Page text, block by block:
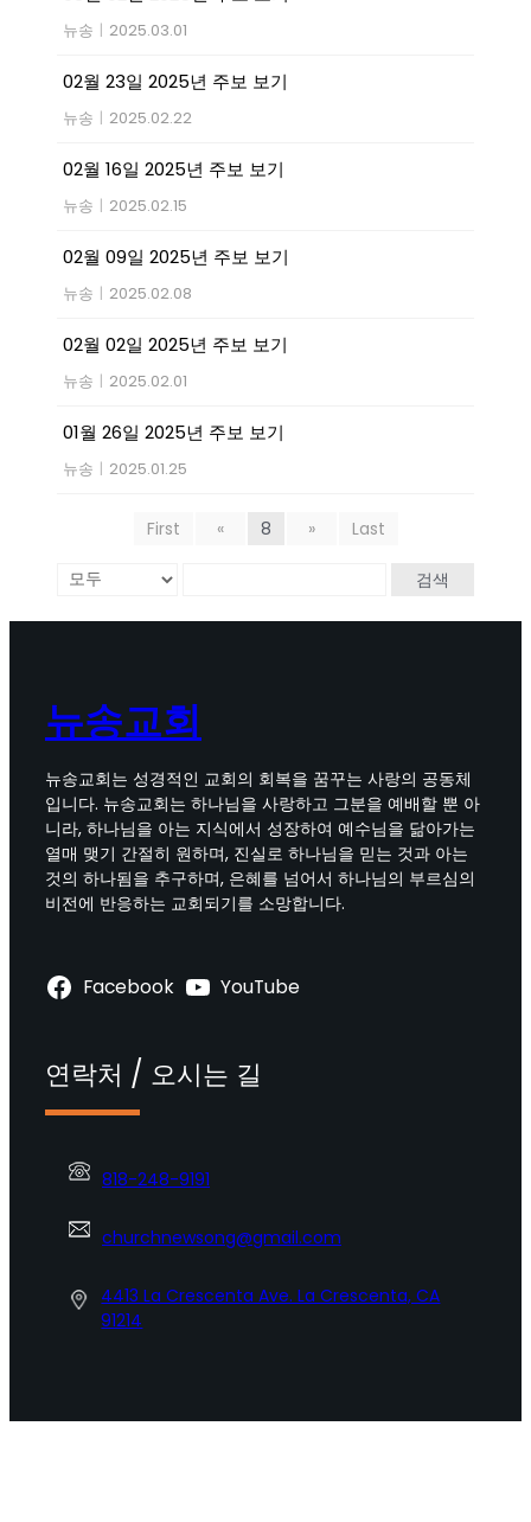
뉴송 | 2025.03.01
02월 23일 2025년 주보 보기
뉴송 | 2025.02.22
02월 16일 2025년 주보 보기
뉴송 | 2025.02.15
02월 09일 2025년 주보 보기
뉴송 | 2025.02.08
02월 02일 2025년 주보 보기
뉴송 | 2025.02.01
01월 26일 2025년 주보 보기
뉴송 | 2025.01.25
First « 8 » Last
검색
뉴송교회
뉴송교회는 성경적인 교회의 회복을 꿈꾸는 사랑의 공동체
입니다. 뉴송교회는 하나님을 사랑하고 그분을 예배할 뿐 아
니라, 하나님을 아는 지식에서 성장하여 예수님을 닮아가는
열매 맺기 간절히 원하며, 진실로 하나님을 믿는 것과 아는
것의 하나됨을 추구하며, 은혜를 넘어서 하나님의 부르심의
비전에 반응하는 교회되기를 소망합니다.
Facebook YouTube
연락처 / 오시는 길
818-248-9191
churchnewsong@gmail.com
4413 La Crescenta Ave. La Crescenta, CA
91214